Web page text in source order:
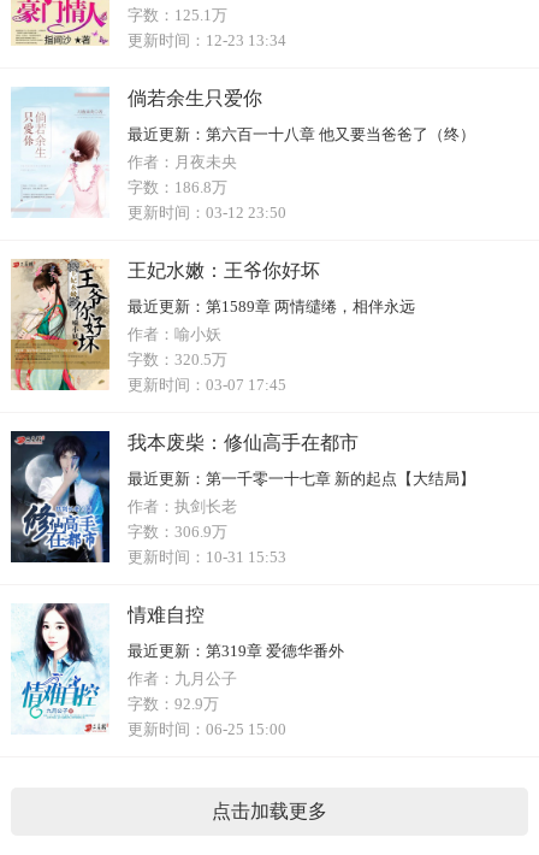
字数： 125.1万
更新时间： 12-23 13:34
倘若余生只爱你
最近更新： 第六百一十八章 他又要当爸爸了（终）
作者： 月夜未央
字数： 186.8万
更新时间： 03-12 23:50
王妃水嫩：王爷你好坏
最近更新： 第1589章 两情缱绻，相伴永远
作者： 喻小妖
字数： 320.5万
更新时间： 03-07 17:45
我本废柴：修仙高手在都市
最近更新： 第一千零一十七章 新的起点【大结局】
作者： 执剑长老
字数： 306.9万
更新时间： 10-31 15:53
情难自控
最近更新： 第319章 爱德华番外
作者： 九月公子
字数： 92.9万
更新时间： 06-25 15:00
点击加载更多